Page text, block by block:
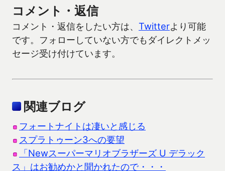
コメント・返信
コメント・返信をしたい方は、 Twitterより可能
です。フォローしていない方でもダイレクトメッ
セージ受け付けています。
関連ブログ
フォートナイトは凄いと感じる
スプラトゥーン3への要望
「Newスーパーマリオブラザーズ U デラック
ス」はお勧めかと聞かれたので・・・